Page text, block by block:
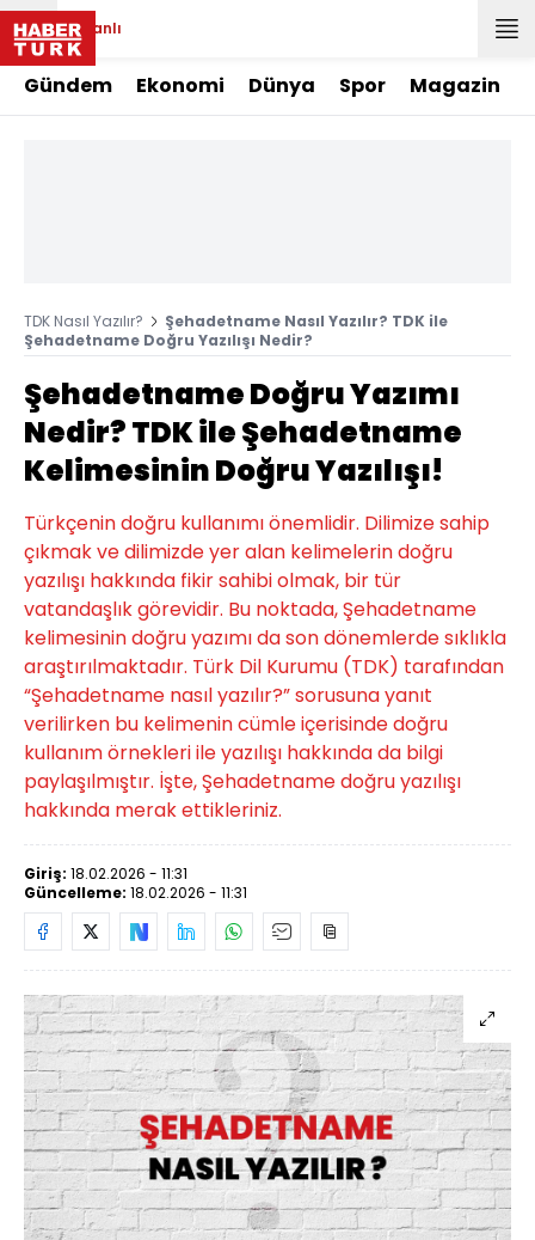
Canlı
Gündem Ekonomi Dünya Spor Magazin
TDK Nasıl Yazılır?
Şehadetname Nasıl Yazılır? TDK ile
Şehadetname Doğru Yazılışı Nedir?
Şehadetname Doğru Yazımı
Nedir? TDK ile Şehadetname
Kelimesinin Doğru Yazılışı!
Türkçenin doğru kullanımı önemlidir. Dilimize sahip
çıkmak ve dilimizde yer alan kelimelerin doğru
yazılışı hakkında fikir sahibi olmak, bir tür
vatandaşlık görevidir. Bu noktada, Şehadetname
kelimesinin doğru yazımı da son dönemlerde sıklıkla
araştırılmaktadır. Türk Dil Kurumu (TDK) tarafından
“Şehadetname nasıl yazılır?” sorusuna yanıt
verilirken bu kelimenin cümle içerisinde doğru
kullanım örnekleri ile yazılışı hakkında da bilgi
paylaşılmıştır. İşte, Şehadetname doğru yazılışı
hakkında merak ettikleriniz.
Giriş: 18.02.2026 - 11:31
Güncelleme: 18.02.2026 - 11:31